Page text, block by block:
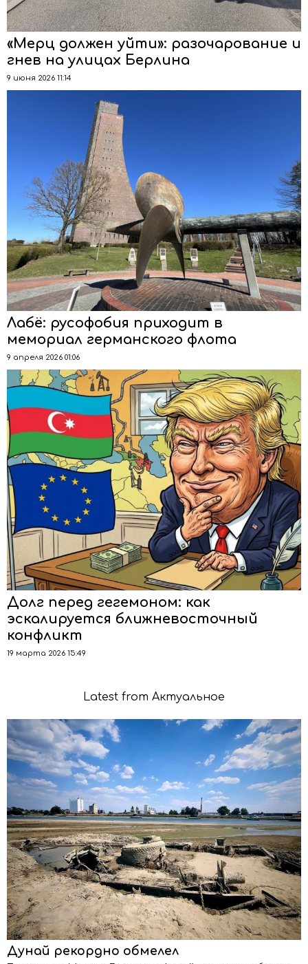
«Мерц должен уйти»: разочарование и
гнев на улицах Берлина
9 июня 2026 11:14
Лабё: русофобия приходит в
мемориал германского флота
9 апреля 2026 01:06
Долг перед гегемоном: как
эскалируется ближневосточный
конфликт
19 марта 2026 15:49
Latest from Актуальное
Дунай рекордно обмелел